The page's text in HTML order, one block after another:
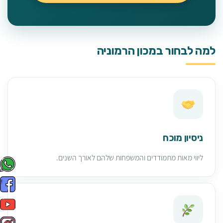
למה לבחור במכון הרמוניה
ניסיון מוכח
ליווי מאות מתמודדים והמשפחות שלהם לאורך השנים.